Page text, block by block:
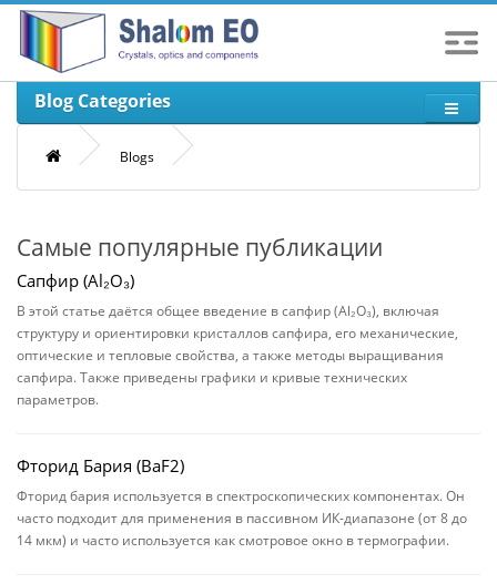
Blog Categories
Blogs
Самые популярные публикации
Сапфир (Al₂O₃)
В этой статье даётся общее введение в сапфир (Al₂O₃), включая
структуру и ориентировки кристаллов сапфира, его механические,
оптические и тепловые свойства, а также методы выращивания
сапфира. Также приведены графики и кривые технических
параметров.
Фторид Бария (BaF2)
Фторид бария используется в спектроскопических компонентах. Он
часто подходит для применения в пассивном ИК-диапазоне (от 8 до
14 мкм) и часто используется как смотровое окно в термографии.